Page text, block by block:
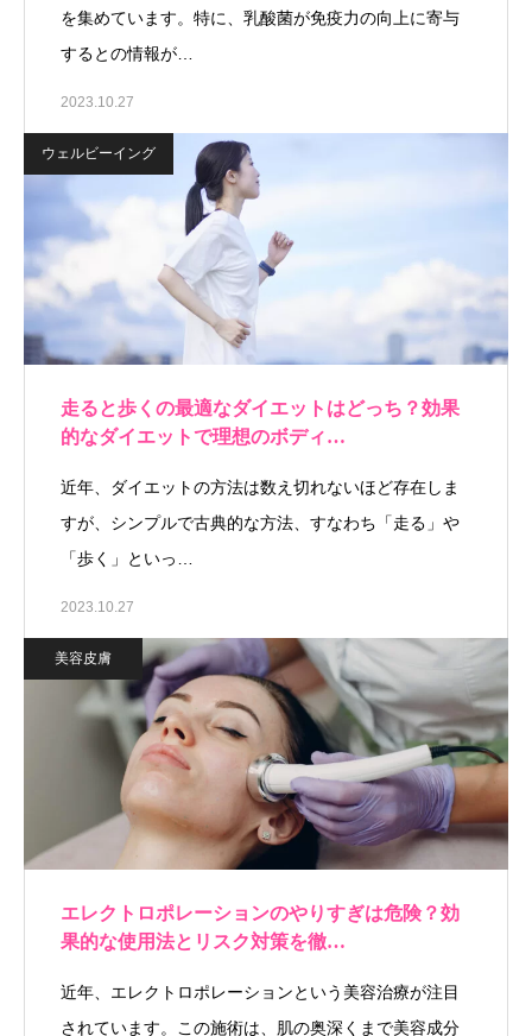
を集めています。特に、乳酸菌が免疫力の向上に寄与
するとの情報が…
2023.10.27
ウェルビーイング
走ると歩くの最適なダイエットはどっち？効果
的なダイエットで理想のボディ…
近年、ダイエットの方法は数え切れないほど存在しま
すが、シンプルで古典的な方法、すなわち「走る」や
「歩く」といっ…
2023.10.27
美容皮膚
エレクトロポレーションのやりすぎは危険？効
果的な使用法とリスク対策を徹…
近年、エレクトロポレーションという美容治療が注目
されています。この施術は、肌の奥深くまで美容成分